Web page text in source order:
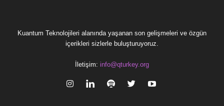
Kuantum Teknolojileri alanında yaşanan son gelişmeleri ve özgün
içerikleri sizlerle buluşturuyoruz.
İletişim: info@qturkey.org